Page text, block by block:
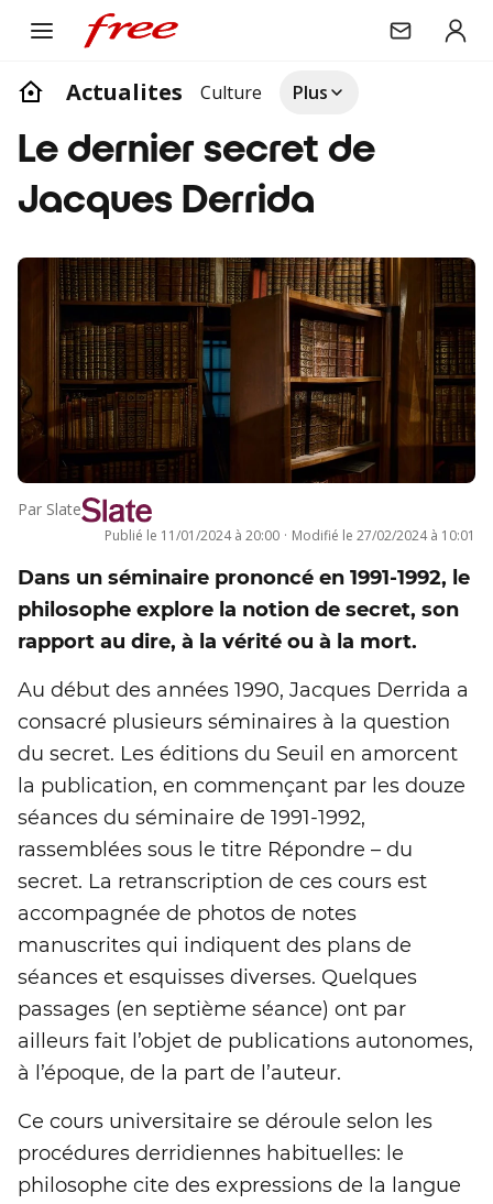
Actualites Culture Plus
Le dernier secret de
Jacques Derrida
Par Slate
Publié le 11/01/2024 à 20:00 · Modifié le 27/02/2024 à 10:01
Dans un séminaire prononcé en 1991-1992, le
philosophe explore la notion de secret, son
rapport au dire, à la vérité ou à la mort.
Au début des années 1990, Jacques Derrida a
consacré plusieurs séminaires à la question
du secret. Les éditions du Seuil en amorcent
la publication, en commençant par les douze
séances du séminaire de 1991-1992,
rassemblées sous le titre Répondre – du
secret. La retranscription de ces cours est
accompagnée de photos de notes
manuscrites qui indiquent des plans de
séances et esquisses diverses. Quelques
passages (en septième séance) ont par
ailleurs fait l’objet de publications autonomes,
à l’époque, de la part de l’auteur.
Ce cours universitaire se déroule selon les
procédures derridiennes habituelles: le
philosophe cite des expressions de la langue